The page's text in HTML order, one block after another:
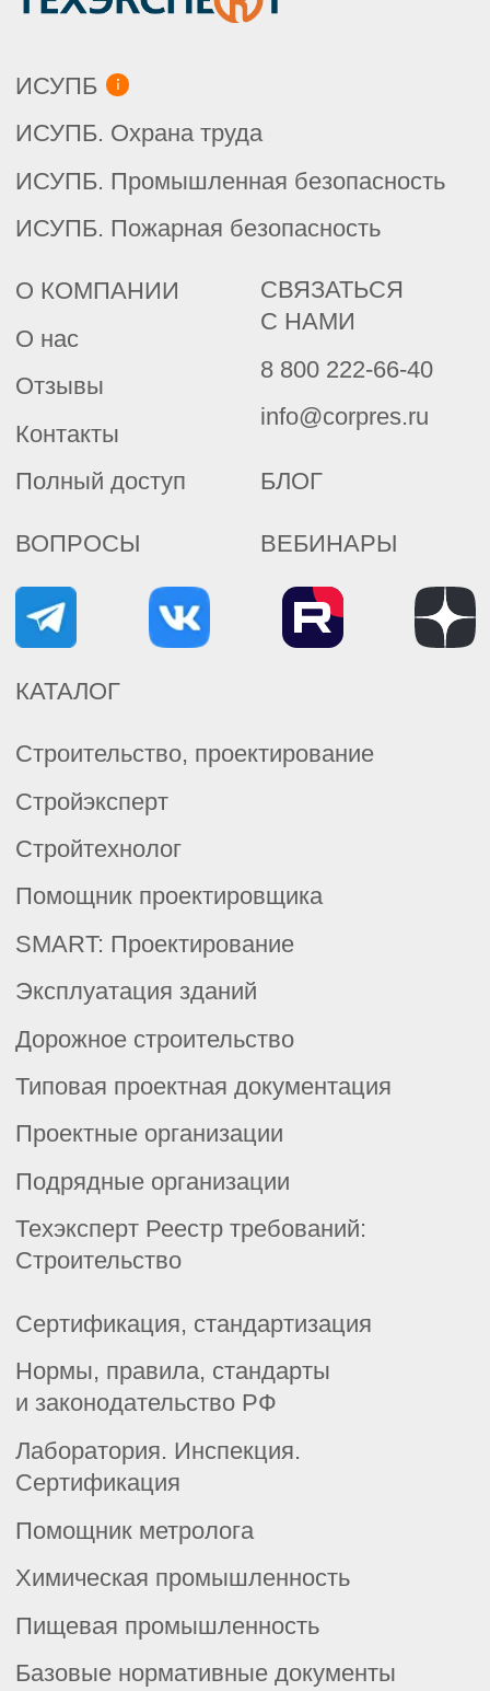
Сертификация, стандартизация
Нормы, правила, стандарты
и законодательство РФ
Лаборатория. Инспекция.
Помощник метролога
Базовые нормативные документы
Химическая промышленность
Промышленная безопасность
Экология
Охрана труда
ОТ, безопасность и экология
Топливно-энергетический комплекс
Электроэнергетика
Теплоэнергетика
НД ПАО «Газпром»
Энергетика. Премиум
Помощник конструктора
Машиностроительный комплекс
Металлургия, машиностроение
Обучение для специалистов по
СУ НТД «Техэксперт»
Контроль оборота НД
Система цифровых кабинетов
Все права защищены
ООО «Корпоративные Решения»
г. Пермь, ул. Хрустальная, д.7,
Согласие на получение новостной и
рекламной рассылки
Политика обработки персональных данных
Эксплуатация зданий
Подрядные организации
Техэксперт Реестр требований:
Строительство
Типовая проектная документация